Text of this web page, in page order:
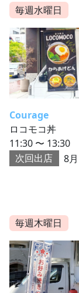
毎週水曜日
Courage
ロコモコ丼
11:30 〜 13:30
次回出店
8
毎週木曜日